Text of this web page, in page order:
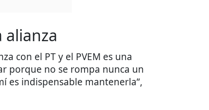
alianza
con el PT y el PVEM es una
porque no se rompa nunca un
es indispensable mantenerla”,